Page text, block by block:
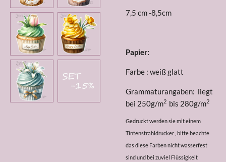
7,5 cm -8,5cm
Papier:
Farbe : weiß glatt
Grammaturangaben: liegt
bei 250g/m2 bis 280g/m2
Gedruckt werden sie mit einem
Tintenstrahldrucker , bitte beachte
das diese Farben nicht wasserfest
sind und bei zuviel Flüssigkeit